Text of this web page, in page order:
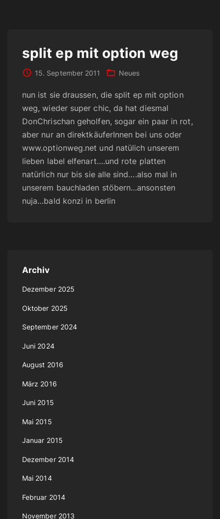
split ep mit option weg
15. September 2011 Neues
nun ist sie draussen, die split ep mit option
weg, wieder super chic, da hat diesmal
DonChrischan geholfen, sogar ein paar in rot,
aber nur an direktkäuferInnen bei uns oder
www.optionweg.net und natülich unserem
lieben label elfenart….und rote platten
natürlich nur bis sie alle sind….also mal in
unserem bauchladen stöbern…ansonsten
nuja…bald konzi in berlin
Archiv
Dezember 2025
Oktober 2025
September 2024
Juni 2024
August 2016
März 2016
Juni 2015
Mai 2015
Januar 2015
Dezember 2014
Mai 2014
Februar 2014
November 2013